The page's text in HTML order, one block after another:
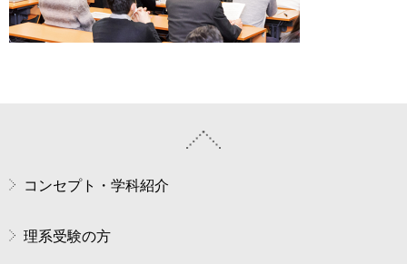
コンセプト・学科紹介
理系受験の方